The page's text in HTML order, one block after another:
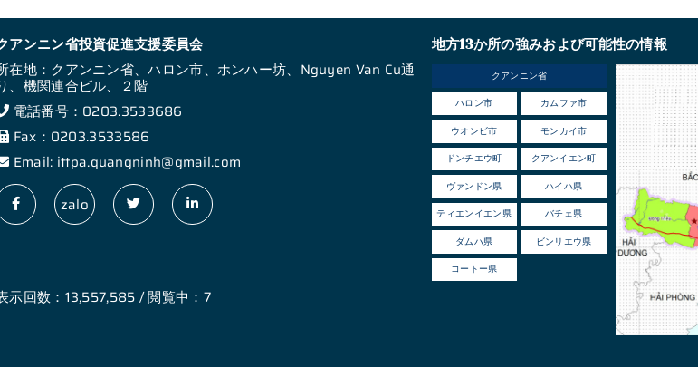
アンニン省投資促進支援委員会
在地：クアンニン省、ハロン市、ホンハー坊、Nguyen Van Cu通
、機関連合ビル、２階
電話番号：0203.3533686
Fax：0203.3533586
Email: ittpa.quangninh@gmail.com
zalo
示回数：13,557,585 / 閲覧中：7
地方13か所の強みおよび可能性の情報
クアンニン省
ハロン市 カムファ市
ウオンビ市 モンカイ市
ドンチエウ町 クアンイエン町
ヴァンドン県 ハイハ県
ティエンイエン県 バチェ県
ダムハ県 ビンリエウ県
コートー県